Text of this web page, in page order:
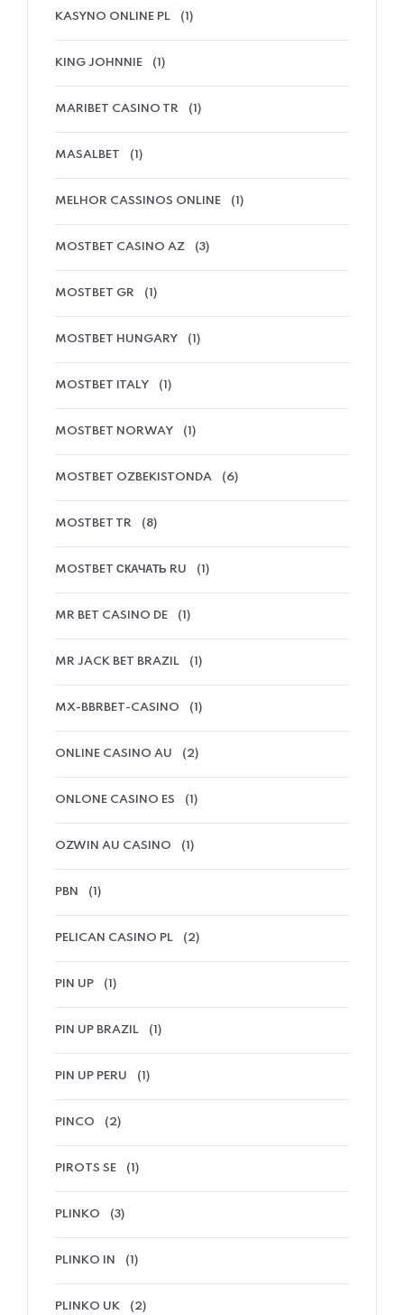
KASYNO ONLINE PL (1)
KING JOHNNIE (1)
MARIBET CASINO TR (1)
MASALBET (1)
MELHOR CASSINOS ONLINE (1)
MOSTBET CASINO AZ (3)
MOSTBET GR (1)
MOSTBET HUNGARY (1)
MOSTBET ITALY (1)
MOSTBET NORWAY (1)
MOSTBET OZBEKISTONDA (6)
MOSTBET TR (8)
MOSTBET СКАЧАТЬ RU (1)
MR BET CASINO DE (1)
MR JACK BET BRAZIL (1)
MX-BBRBET-CASINO (1)
ONLINE CASINO AU (2)
ONLONE CASINO ES (1)
OZWIN AU CASINO (1)
PBN (1)
PELICAN CASINO PL (2)
PIN UP (1)
PIN UP BRAZIL (1)
PIN UP PERU (1)
PINCO (2)
PIROTS SE (1)
PLINKO (3)
PLINKO IN (1)
PLINKO UK (2)